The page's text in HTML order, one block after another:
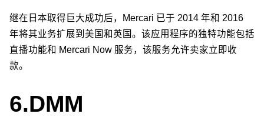
继在日本取得巨大成功后，Mercari 已于 2014 年和 2016
年将其业务扩展到美国和英国。该应用程序的独特功能包括
直播功能和 Mercari Now 服务，该服务允许卖家立即收
款。
6.DMM